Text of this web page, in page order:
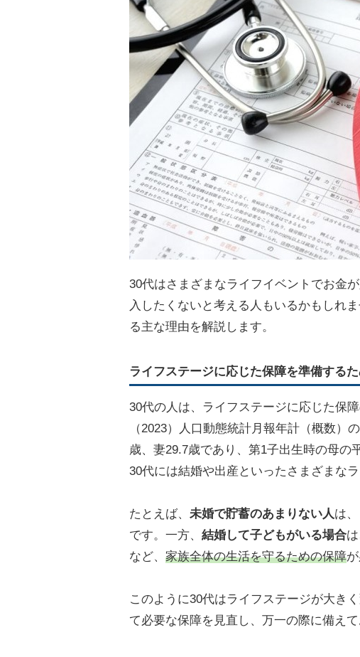
30代はさまざまなライフイベントでお金
入したくないと考える人もいるかもしれ
る主な理由を解説します。
ライフステージに応じた保障を準備する
30代の人は、ライフステージに応じた保
（2023）人口動態統計月報年計（概数）
歳、妻29.7歳であり、第1子出生時の母の
30代には結婚や出産といったさまざまな
たとえば、 未婚で貯蓄のあまりない人は
です。一方、 結婚して子どもがいる場合
など、 家族全体の生活を守るための保障
このように30代はライフステージが大き
て必要な保障を見直し、万一の際に備えて